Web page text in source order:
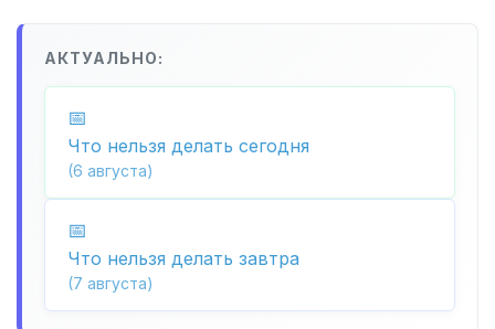
АКТУАЛЬНО:
Что нельзя делать сегодня
(6 августа)
Что нельзя делать завтра
(7 августа)